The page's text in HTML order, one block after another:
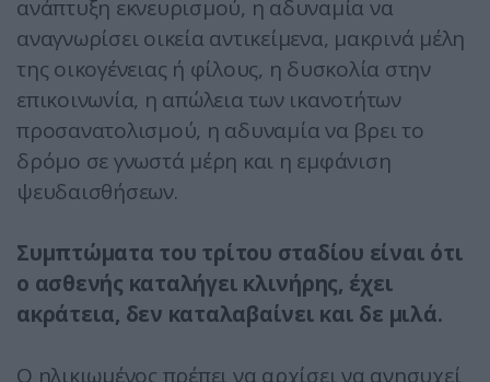
ανάπτυξη εκνευρισμού, η αδυναμία να
αναγνωρίσει οικεία αντικείμενα, μακρινά μέλη
της οικογένειας ή φίλους, η δυσκολία στην
επικοινωνία, η απώλεια των ικανοτήτων
προσανατολισμού, η αδυναμία να βρει το
δρόμο σε γνωστά μέρη και η εμφάνιση
ψευδαισθήσεων.
Συμπτώματα του τρίτου σταδίου είναι ότι
ο ασθενής καταλήγει κλινήρης, έχει
ακράτεια, δεν καταλαβαίνει και δε μιλά.
Ο ηλικιωμένος πρέπει να αρχίσει να ανησυχεί